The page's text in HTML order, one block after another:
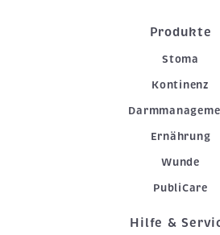
Produkte
Stoma
Kontinenz
Ernährung
Wunde
PubliCare
Hilfe &